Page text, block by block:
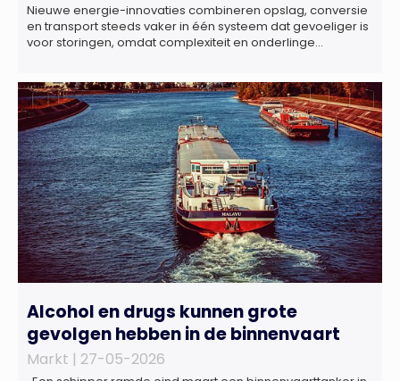
Nieuwe energie-innovaties combineren opslag, conversie
en transport steeds vaker in één systeem dat gevoeliger is
voor storingen, omdat complexiteit en onderlinge
energietransitie. Het NIPV onderzocht zes innovaties met
potentieel grote invloed op het toekomstige
energiesysteem. Het betreft systemen waarbij elektriciteit
of […]
Alcohol en drugs kunnen grote
gevolgen hebben in de binnenvaart
Markt | 27-05-2026